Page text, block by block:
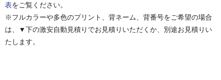
表をご覧ください。
※フルカラーや多色のプリント、背ネーム、背番号をご希望の場合
は、▼下の激安自動見積りでお見積りいただくか、別途お見積りい
たします。